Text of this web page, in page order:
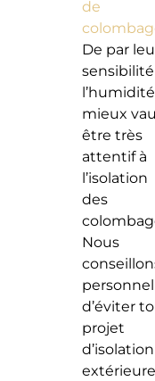
de
De par
sensibilité
mieux
être très
attentif à
l’isolation
des
Nous
d’éviter
projet
d’isolation
extérieure